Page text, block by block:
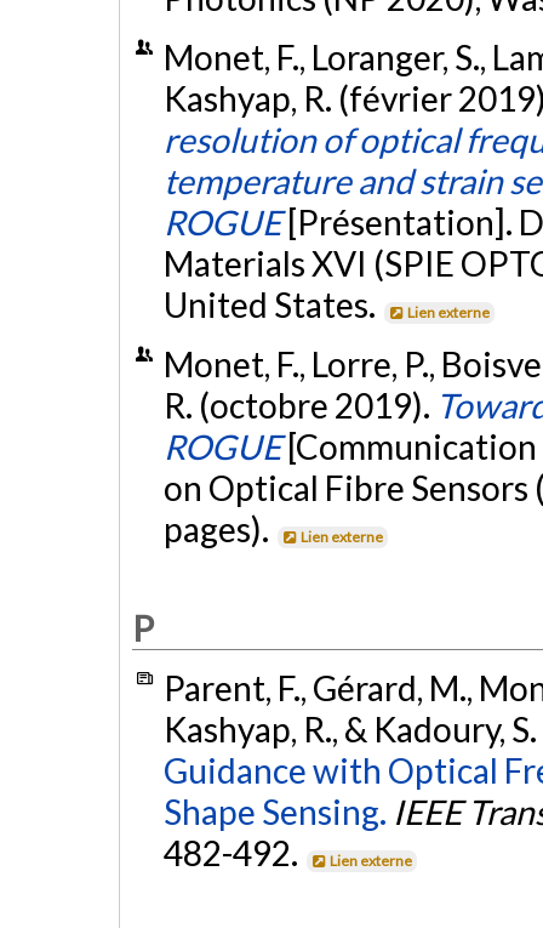
Monet, F., Loranger, S.,
Kashyap, R. (février
resolution of optical
temperature and strain
ROGUE [Présentation].
Materials XVI (SPIE
United States.
Lien externe
Monet, F., Lorre, P.,
R. (octobre 2019).
ROGUE
on Optical Fibre Sensors
pages).
Lien externe
P
Parent, F., Gérard, M.,
Kashyap, R., & Kadoury,
Guidance with Optical
Shape Sensing. IEEE
482-492.
Lien externe